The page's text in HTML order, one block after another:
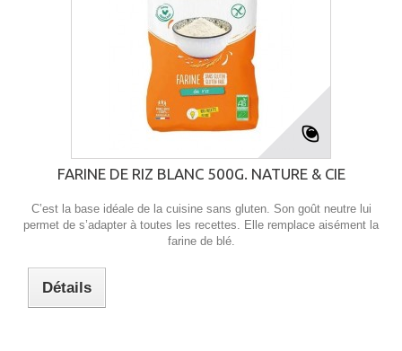
FARINE DE RIZ BLANC 500G. NATURE & CIE
C’est la base idéale de la cuisine sans gluten. Son goût neutre lui
permet de s’adapter à toutes les recettes. Elle remplace aisément la
farine de blé.
Détails